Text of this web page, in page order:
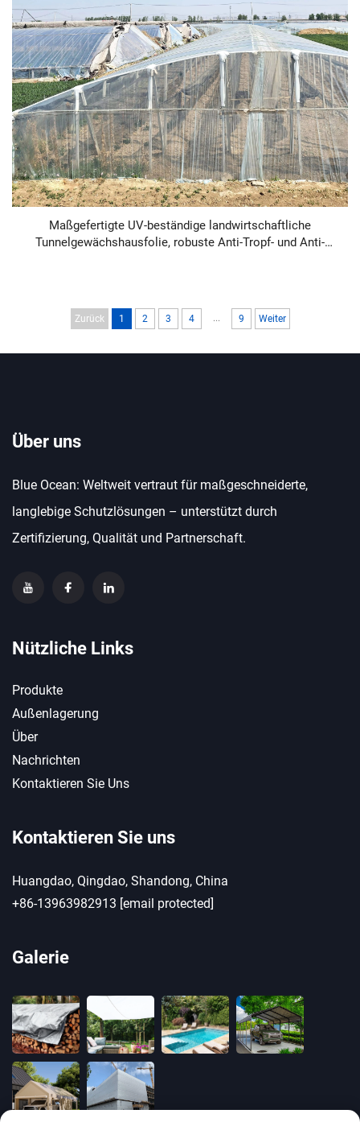
Maßgefertigte UV-beständige landwirtschaftliche
Tunnelgewächshausfolie, robuste Anti-Tropf- und Anti-
Zurück 1 2 3 4 ... 9 Weiter
Über uns
Blue Ocean: Weltweit vertraut für maßgeschneiderte,
langlebige Schutzlösungen – unterstützt durch
Zertifizierung, Qualität und Partnerschaft.
Nützliche Links
Produkte
Außenlagerung
Über
Nachrichten
Kontaktieren Sie Uns
Kontaktieren Sie uns
Huangdao, Qingdao, Shandong, China
+86-13963982913 [email protected]
Galerie